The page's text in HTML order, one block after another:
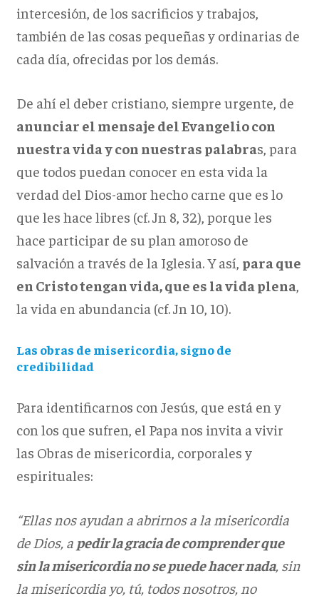
intercesión, de los sacrificios y trabajos,
también de las cosas pequeñas y ordinarias de
cada día, ofrecidas por los demás.
De ahí el deber cristiano, siempre urgente, de
anunciar el mensaje del Evangelio con
nuestra vida y con nuestras palabras, para
que todos puedan conocer en esta vida la
verdad del Dios-amor hecho carne que es lo
que les hace libres (cf. Jn 8, 32), porque les
hace participar de su plan amoroso de
salvación a través de la Iglesia. Y así, para que
en Cristo tengan vida, que es la vida plena,
la vida en abundancia (cf. Jn 10, 10).
Las obras de misericordia, signo de
credibilidad
Para identificarnos con Jesús, que está en y
con los que sufren, el Papa nos invita a vivir
las Obras de misericordia, corporales y
espirituales:
“Ellas nos ayudan a abrirnos a la misericordia
de Dios, a pedir la gracia de comprender que
sin la misericordia no se puede hacer nada, sin
la misericordia yo, tú, todos nosotros, no